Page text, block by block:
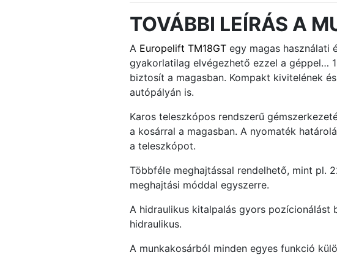
TOVÁBBI LEÍRÁS A
A Europelift TM18GT egy magas használati
gyakorlatilag elvégezhető ezzel a géppel…
biztosít a magasban. Kompakt kivitelének
autópályán is.
Karos teleszkópos rendszerű
a kosárral a magasban. A nyomaték
a teleszkópot.
Többféle meghajtással rendelhető, mint pl.
meghajtási móddal egyszerre.
A hidraulikus kitalpalás gyors pozícionálást
hidraulikus.
A munkakosárból minden egyes funkció